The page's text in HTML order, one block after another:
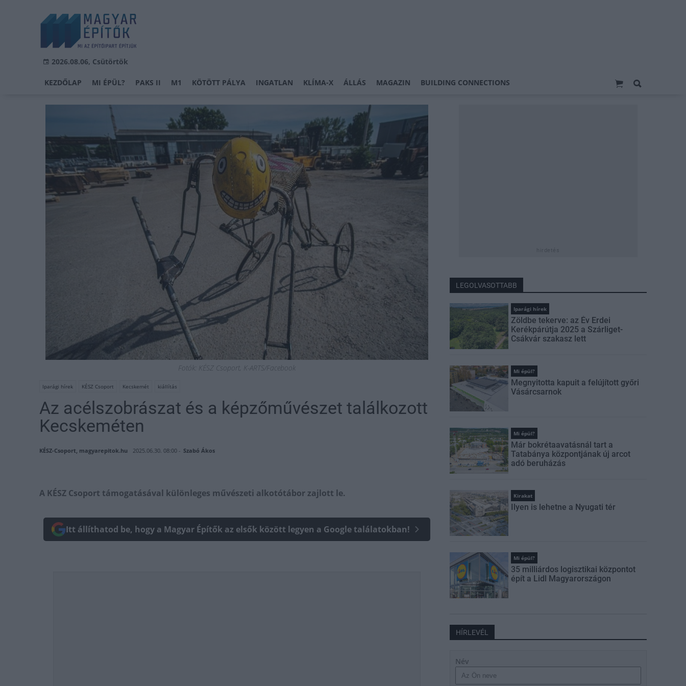
2026.08.06, Csütörtök
KEZDŐLAP MI ÉPÜL? PAKS II M1 KÖTÖTT PÁLYA INGATLAN KLÍMA-X ÁLLÁS MAGAZIN BUILDING CONNECTIONS
Fotók: KÉSZ Csoport, K-ARTS/Facebook
Iparági hírek KÉSZ Csoport Kecskemét kiállítás
Az acélszobrászat és a képzőművészet találkozott
Kecskeméten
KÉSZ-Csoport, magyarepitok.hu 2025.06.30. 08:00 - Szabó Ákos
A KÉSZ Csoport támogatásával különleges művészeti alkotótábor zajlott le.
Itt állíthatod be, hogy a Magyar Építők az elsők között legyen a Google találatokban!
LEGOLVASOTTABB
Iparági hírek
Zöldbe tekerve: az Év Erdei
Kerékpárútja 2025 a Szárliget-
Csákvár szakasz lett
Mi épül?
Megnyitotta kapuit a felújított győri
Vásárcsarnok
Mi épül?
Már bokrétaavatásnál tart a
Tatabánya központjának új arcot
adó beruházás
Kirakat
Ilyen is lehetne a Nyugati tér
Mi épül?
35 milliárdos logisztikai központot
épít a Lidl Magyarországon
HÍRLEVÉL
Név